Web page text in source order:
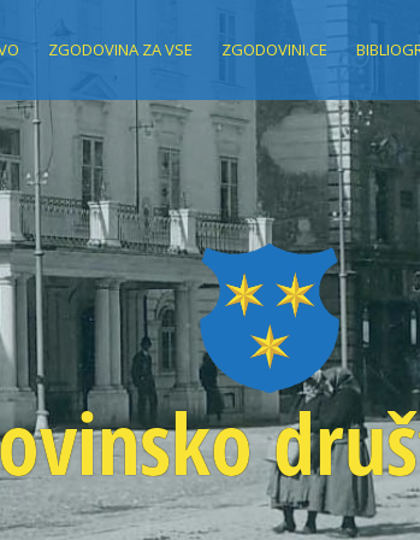
ZGODOVINA ZA VSE ZGODOVINI.CE